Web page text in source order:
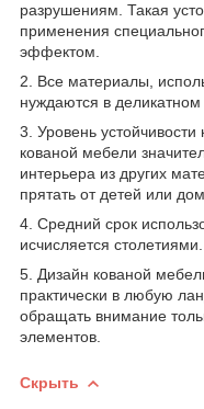
разрушениям. Такая
применения
эффектом.
2. Все материалы,
нуждаются в деликатном
3. Уровень
кованой мебели
интерьера из других
прятать от детей или
4. Средний срок
исчисляется столетиями.
5. Дизайн кованой
практически в любую
обращать внимание
элементов.
Скрыть